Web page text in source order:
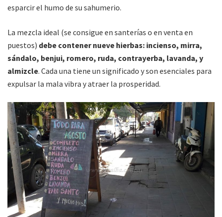
esparcir el humo de su sahumerio.
La mezcla ideal (se consigue en santerías o en venta en
puestos) debe contener nueve hierbas: incienso, mirra,
sándalo, benjui, romero, ruda, contrayerba, lavanda, y
almizcle. Cada una tiene un significado y son esenciales para
expulsar la mala vibra y atraer la prosperidad.